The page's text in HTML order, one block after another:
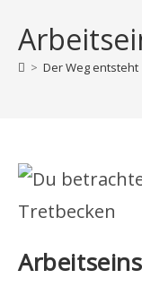
> Der Weg entsteht